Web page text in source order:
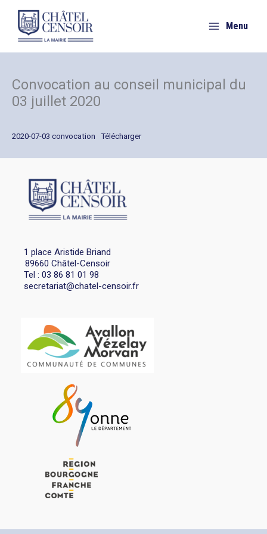
contenu
Menu
Convocation au conseil municipal du
03 juillet 2020
2020-07-03 convocation Télécharger
1 place Aristide Briand
89660 Châtel-Censoir
Tel : 03 86 81 01 98
secretariat@chatel-censoir.fr